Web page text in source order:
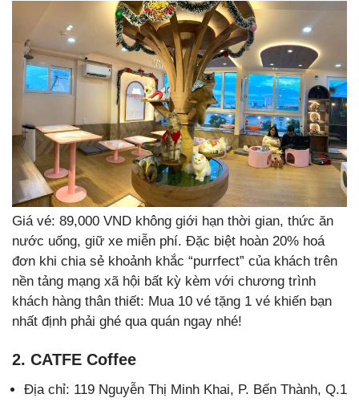
Giá vé: 89,000 VND không giới hạn thời gian, thức ăn
nước uống, giữ xe miễn phí. Đặc biệt hoàn 20% hoá
đơn khi chia sẻ khoảnh khắc “purrfect” của khách trên
nền tảng mạng xã hội bất kỳ kèm với chương trình
khách hàng thân thiết: Mua 10 vé tặng 1 vé khiến bạn
nhất định phải ghé qua quán ngay nhé!
2. CATFE Coffee
Địa chỉ: 119 Nguyễn Thị Minh Khai, P. Bến Thành, Q.1